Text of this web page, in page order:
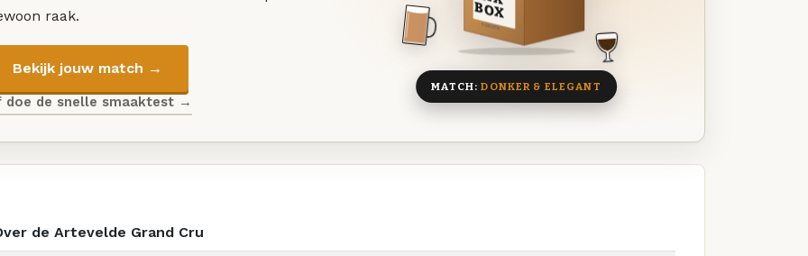
raak.
Bekijk jouw match →
doe de snelle smaaktest →
BOX
8 BIEREN
MATCH:DONKER & ELEGANT
de Artevelde Grand Cru